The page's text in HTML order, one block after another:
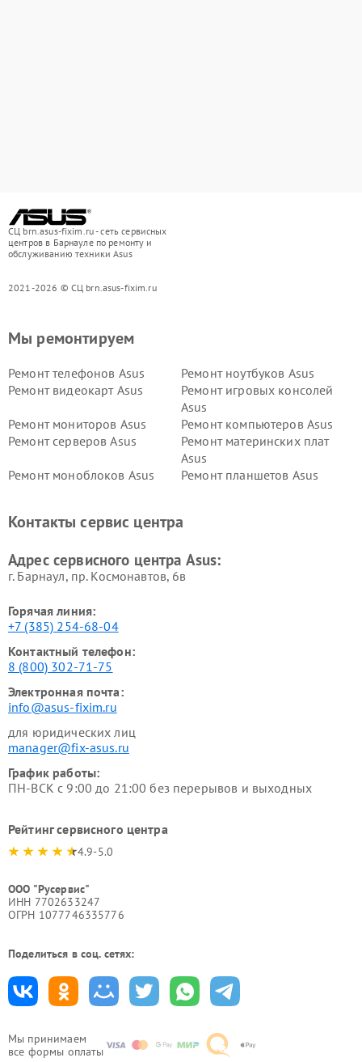
СЦ brn.asus-fixim.ru - сеть сервисных
центров в Барнауле по ремонту и
обслуживанию техники Asus
2021-2026 © СЦ brn.asus-fixim.ru
Мы принимаем
все формы оплаты
Мы ремонтируем
Ремонт телефонов Asus
Ремонт ноутбуков Asus
Ремонт видеокарт Asus
Ремонт игровых консолей
Asus
Ремонт мониторов Asus
Ремонт компьютеров Asus
Ремонт серверов Asus
Ремонт материнских плат
Asus
Ремонт моноблоков Asus
Ремонт планшетов Asus
Контакты сервис центра
Адрес сервисного центра Asus:
г. Барнаул, ​пр. Космонавтов, 6в
Горячая линия:
+7 (385) 254-68-04
Контактный телефон:
8 (800) 302-71-75
Электронная почта:
info@asus-fixim.ru
для юридических лиц
manager@fix-asus.ru
График работы:
ПН-ВСК с 9:00 до 21:00 без перерывов и выходных
Рейтинг сервисного центра
4.9-5.0
ООО "Русервис"
ИНН 7702633247
ОГРН 1077746335776
Поделиться в соц. сетях: